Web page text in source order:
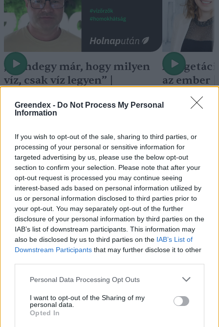
Greendex - Do Not Process My Personal
Information
If you wish to opt-out of the sale, sharing to third parties, or
processing of your personal or sensitive information for
targeted advertising by us, please use the below opt-out
section to confirm your selection. Please note that after your
opt-out request is processed you may continue seeing
interest-based ads based on personal information utilized by
us or personal information disclosed to third parties prior to
your opt-out. You may separately opt-out of the further
disclosure of your personal information by third parties on the
IAB’s list of downstream participants. This information may
also be disclosed by us to third parties on the IAB’s List of
Downstream Participants that may further disclose it to other
Personal Data Processing Opt Outs
I want to opt-out of the Sharing of my
personal data.
Opted In
„Mindegy már, hogy milyen
víz, csak víz legyen” |
Greendex 55:58
A
az ember
Pár éven belül
szivacsvárosokká kellene
alakítanunk a településeinket –
Podcast
PODCAST Novák Zsombor 2 perc